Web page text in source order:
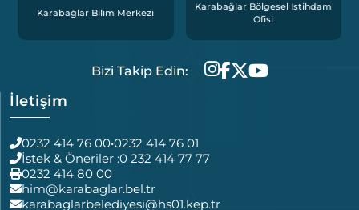
Karabağlar Bilim Merkezi
Karabağlar Bölgesel İstihdam
Ofisi
Bizi Takip Edin:
İletişim
0232 414 76 00•0232 414 76 01
İstek & Öneriler :0 232 414 77 77
0232 414 80 00
him@karabaglar.bel.tr
karabaglarbelediyesi@hs01.kep.tr